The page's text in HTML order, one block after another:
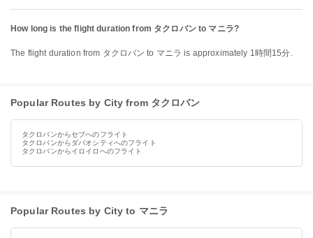
How long is the flight duration from タクロバン to マニラ?
The flight duration from タクロバン to マニラ is approximately 1時間15分.
Popular Routes by City from タクロバン
タクロバンからセブへのフライト
タクロバンからダバオシティへのフライト
タクロバンからイロイロへのフライト
Popular Routes by City to マニラ